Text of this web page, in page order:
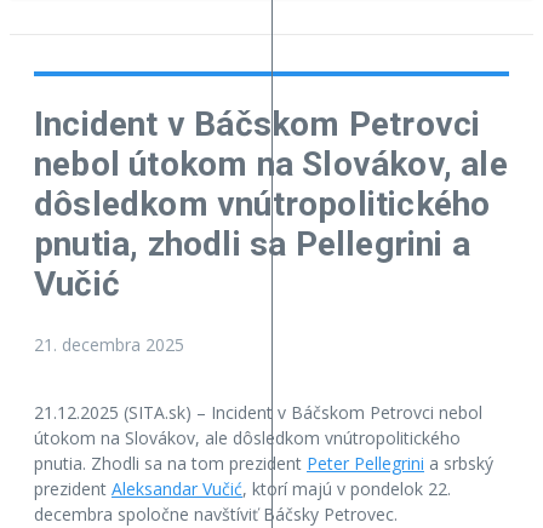
Incident v Báčskom Petrovci
nebol útokom na Slovákov, ale
dôsledkom vnútropolitického
pnutia, zhodli sa Pellegrini a
Vučić
21. decembra 2025
21.12.2025 (SITA.sk) – Incident v Báčskom Petrovci nebol
útokom na Slovákov, ale dôsledkom vnútropolitického
pnutia. Zhodli sa na tom prezident Peter Pellegrini a srbský
prezident Aleksandar Vučić, ktorí majú v pondelok 22.
decembra spoločne navštíviť Báčsky Petrovec.